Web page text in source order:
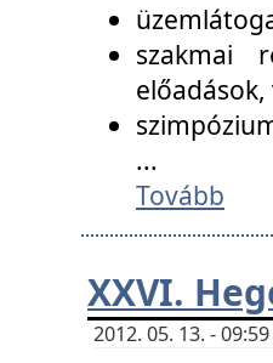
szakmai
...
Tovább
XXVI.
2012. 05. 13. -